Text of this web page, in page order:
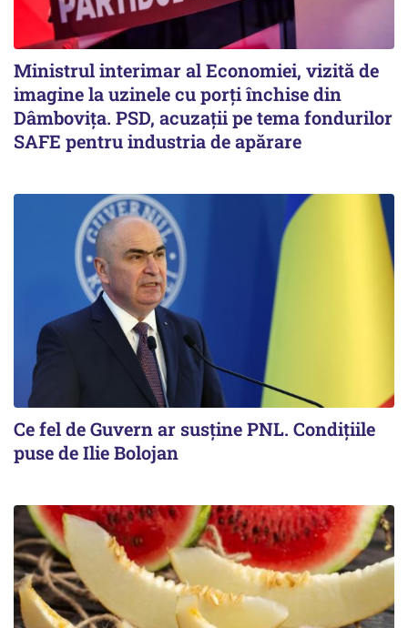
Ministrul interimar al Economiei, vizită de
imagine la uzinele cu porți închise din
Dâmbovița. PSD, acuzații pe tema fondurilor
SAFE pentru industria de apărare
Ce fel de Guvern ar susține PNL. Condițiile
puse de Ilie Bolojan